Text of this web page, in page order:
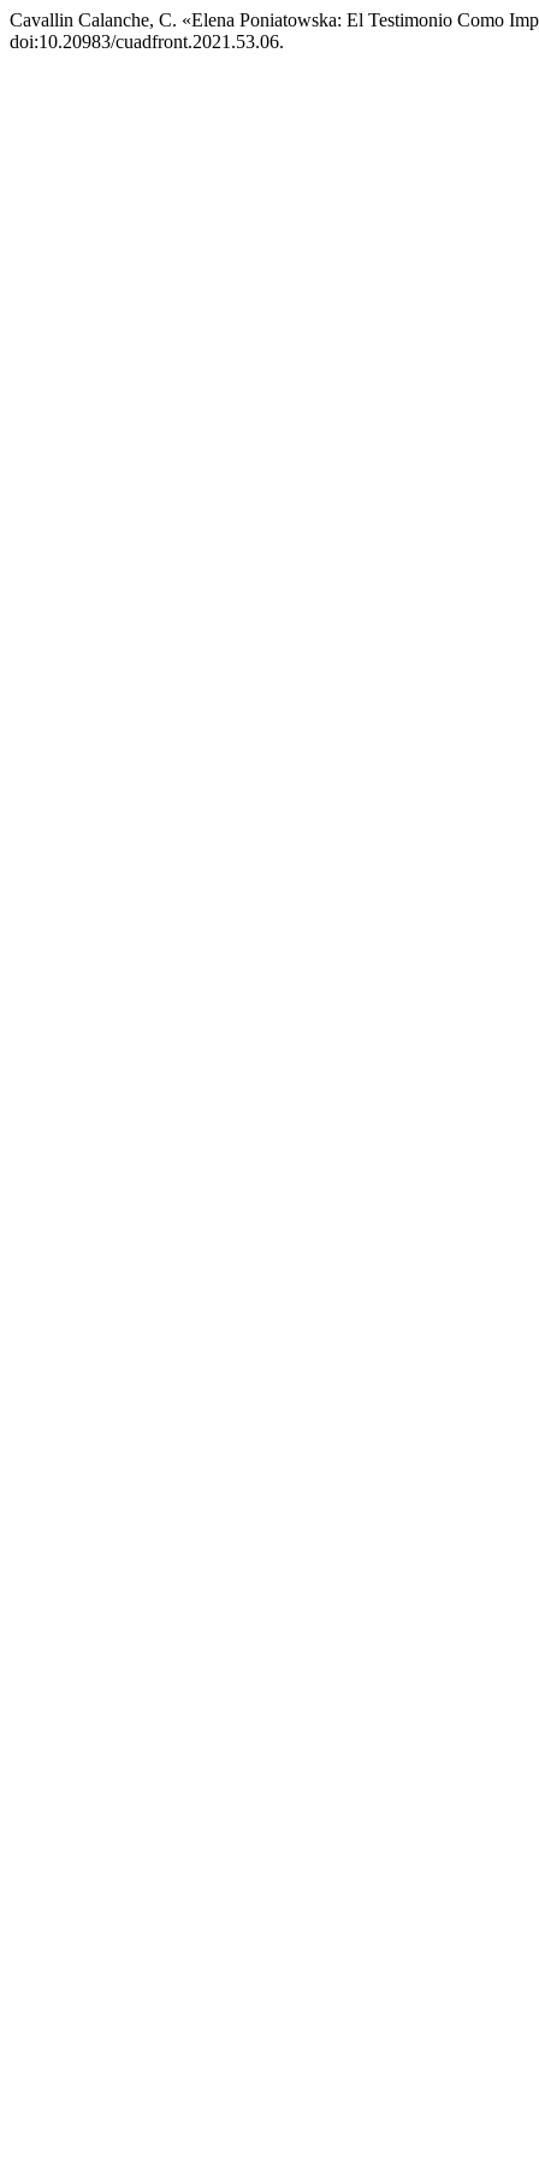
Cavallin Calanche, C. «Elena Poniatowska: El Testimonio Como
doi:10.20983/cuadfront.2021.53.06.